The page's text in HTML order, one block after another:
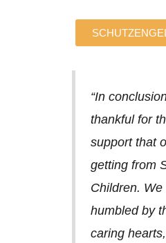
“In
thankful for
support that
getting from
Children.
humbled by
caring